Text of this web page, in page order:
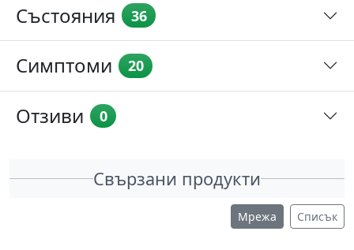
Състояния 36
Симптоми 20
Отзиви 0
Свързани продукти
Мрежа Списък